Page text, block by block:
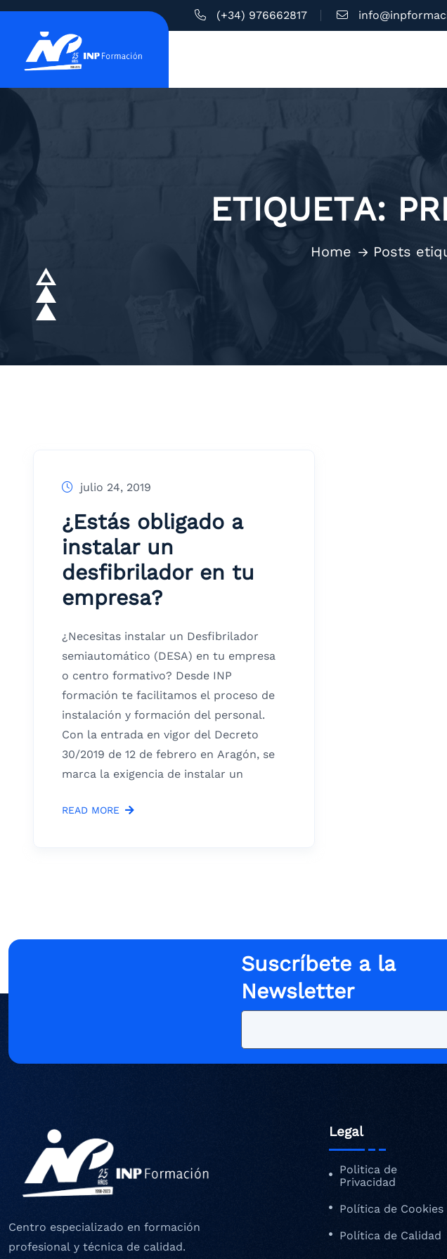
(+34) 976662817
ETIQUETA:
Home Posts
julio 24, 2019
¿Estás obligado a
instalar un
desfibrilador en tu
empresa?
¿Necesitas instalar un Desfibrilador
semiautomático (DESA) en tu empresa
o centro formativo? Desde INP
formación te facilitamos el proceso de
instalación y formación del personal.
Con la entrada en vigor del Decreto
30/2019 de 12 de febrero en Aragón, se
marca la exigencia de instalar un
READ MORE
Suscríbete a la
Newsletter
Centro especializado en formación
profesional y técnica de calidad.
Legal
Politica de
Privacidad
Política de Cookies
Política de Calidad